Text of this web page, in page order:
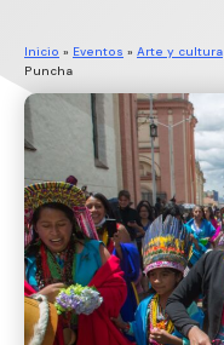
Inicio » Eventos » Arte y cultura
Puncha